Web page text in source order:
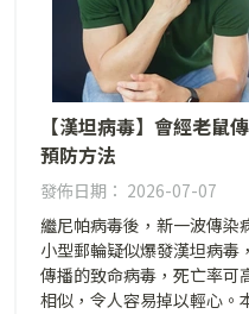
【漢坦病毒】會經老鼠
預防方法
發佈日期： 2026-07-07
繼尼帕病毒後，新一波傳染
小型郵輪疑似爆發漢坦病毒
傳播的致命病毒，死亡率可
相似，令人容易掉以輕心。